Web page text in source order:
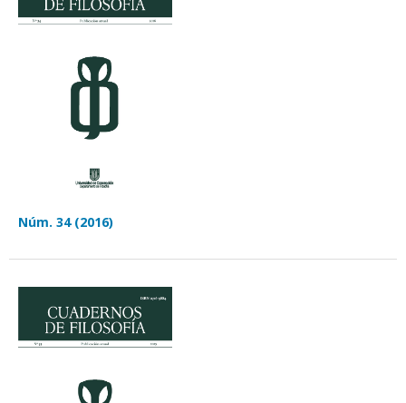
Núm. 34 (2016)